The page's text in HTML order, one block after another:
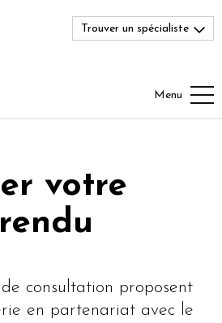
Trouver un spécialiste
Menu
votre
consultation proposent
en partenariat avec le